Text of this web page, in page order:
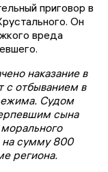
приговор в
Он
вреда
наказание в
с отбыванием в
Судом
сына
на сумму 800
региона.